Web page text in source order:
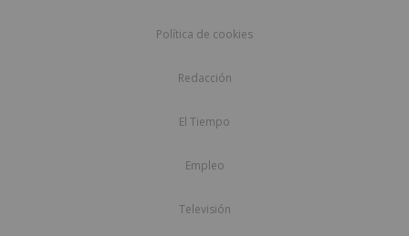
Política de cookies
Redacción
El Tiempo
Empleo
Televisión